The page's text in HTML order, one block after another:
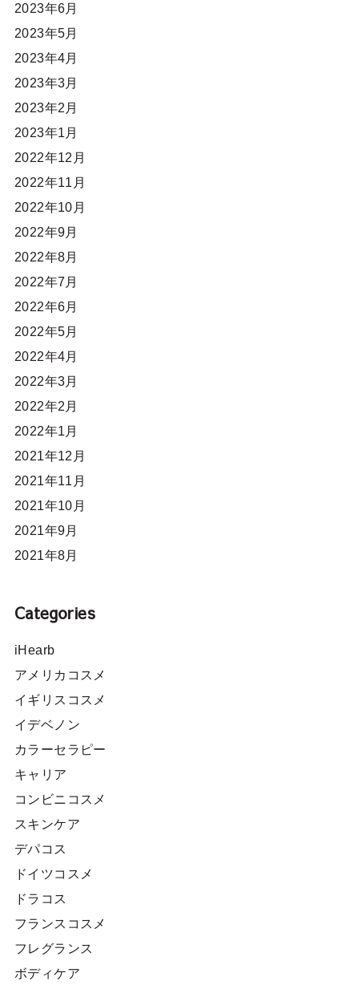
2023年6月
2023年5月
2023年4月
2023年3月
2023年2月
2023年1月
2022年12月
2022年11月
2022年10月
2022年9月
2022年8月
2022年7月
2022年6月
2022年5月
2022年4月
2022年3月
2022年2月
2022年1月
2021年12月
2021年11月
2021年10月
2021年9月
2021年8月
Categories
iHearb
アメリカコスメ
イギリスコスメ
イデベノン
カラーセラピー
キャリア
コンビニコスメ
スキンケア
デパコス
ドイツコスメ
ドラコス
フランスコスメ
フレグランス
ボディケア